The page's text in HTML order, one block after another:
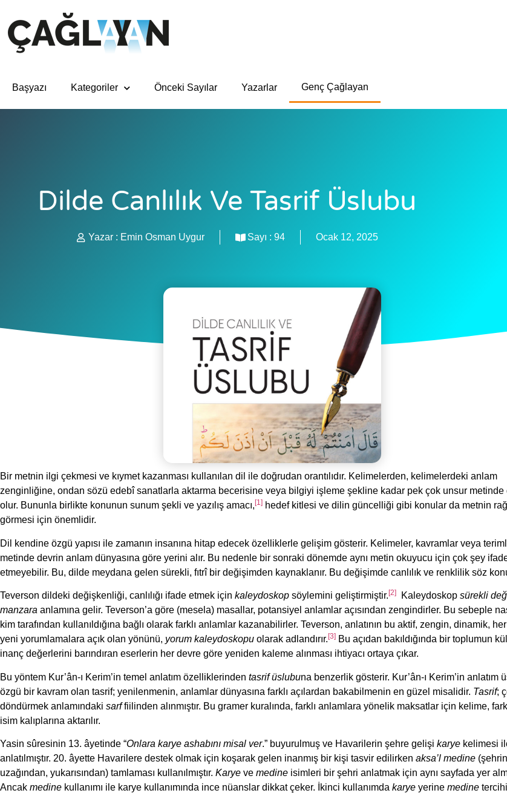
Başyazı Kategoriler Önceki Sayılar Yazarlar Genç Çağlayan
Dilde Canlılık Ve Tasrif Üslubu
Yazar : Emin Osman Uygur Sayı : 94 Ocak 12, 2025
Bir metnin ilgi çekmesi ve kıymet kazanması kullanılan dil ile doğrudan orantılıdır. Kelimelerden, kelimelerdeki anlam
zenginliğine, ondan sözü edebî sanatlarla aktarma becerisine veya bilgiyi işleme şekline kadar pek çok unsur metinde
olur. Bununla birlikte konunun sunum şekli ve yazılış amacı, [1] hedef kitlesi ve dilin güncelliği gibi konular da metnin
görmesi için önemlidir.
Dil kendine özgü yapısı ile zamanın insanına hitap edecek özelliklerle gelişim gösterir. Kelimeler, kavramlar veya
metinde devrin anlam dünyasına göre yerini alır. Bu nedenle bir sonraki dönemde aynı metin okuyucu için çok şey
etmeyebilir. Bu, dilde meydana gelen sürekli, fıtrî bir değişimden kaynaklanır. Bu değişimde canlılık ve renklilik söz
Teverson dildeki değişkenliği, canlılığı ifade etmek için kaleydoskop söylemini geliştirmiştir. [2] Kaleydoskop sürekli
manzara anlamına gelir. Teverson’a göre (mesela) masallar, potansiyel anlamlar açısından zengindirler. Bu sebeple
kim tarafından kullanıldığına bağlı olarak farklı anlamlar kazanabilirler. Teverson, anlatının bu aktif, zengin, dinamik,
yeni yorumlamalara açık olan yönünü, yorum kaleydoskopu olarak adlandırır. [3] Bu açıdan bakıldığında bir toplumun
inanç değerlerini barındıran eserlerin her devre göre yeniden kaleme alınması ihtiyacı ortaya çıkar.
Bu yöntem Kur’ân-ı Kerim’in temel anlatım özelliklerinden tasrif üslubuna benzerlik gösterir. Kur’ân-ı Kerim’in anlatım
özgü bir kavram olan tasrif; yenilenmenin, anlamlar dünyasına farklı açılardan bakabilmenin en güzel misalidir. Tasrif;
döndürmek anlamındaki sarffiilinden alınmıştır. Bu gramer kuralında, farklı anlamlara yönelik maksatlar için kelime,
isim kalıplarına aktarılır.
Yasin sûresinin 13. âyetinde “Onlara karye ashabını misal ver.” buyurulmuş ve Havarilerin şehre gelişi karye kelimesi
anlatılmıştır. 20. âyette Havarilere destek olmak için koşarak gelen inanmış bir kişi tasvir edilirken aksa’l medine (şehrin
uzağından, yukarısından) tamlaması kullanılmıştır. Karye ve medine isimleri bir şehri anlatmak için aynı sayfada yer
Ancak medine kullanımı ile karye kullanımında ince nüanslar dikkat çeker. İkinci kullanımda karye yerine medine